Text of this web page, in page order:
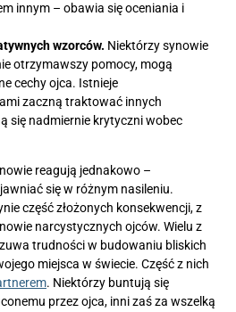
innym – obawia się oceniania i
wzorców. Niektórzy synowie
otrzymawszy pomocy, mogą
cechy ojca. Istnieje
zaczną traktować innych
się nadmiernie krytyczni wobec
reagują jednakowo –
się w różnym nasileniu.
część złożonych konsekwencji, z
narcystycznych ojców. Wielu z
trudności w budowaniu bliskich
miejsca w świecie. Część z nich
. Niektórzy buntują się
przez ojca, inni zaś za wszelką